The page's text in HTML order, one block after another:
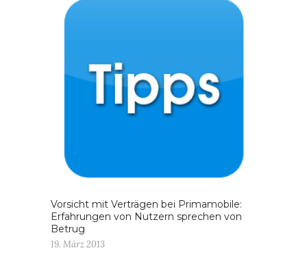
Vorsicht mit Verträgen bei Primamobile:
Erfahrungen von Nutzern sprechen von
Betrug
19. März 2013